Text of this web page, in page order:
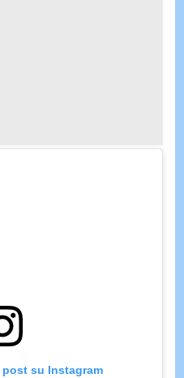
su Instagram